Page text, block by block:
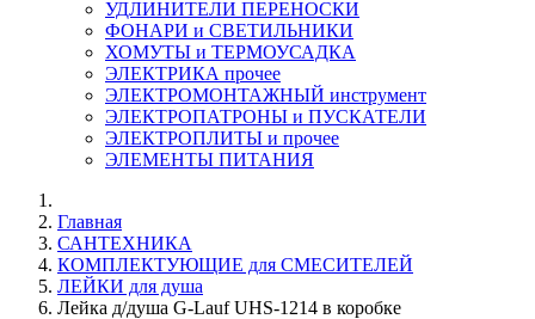
УДЛИНИТЕЛИ ПЕРЕНОСКИ
ФОНАРИ и СВЕТИЛЬНИКИ
ХОМУТЫ и ТЕРМОУСАДКА
ЭЛЕКТРИКА прочее
ЭЛЕКТРОМОНТАЖНЫЙ инструмент
ЭЛЕКТРОПАТРОНЫ и ПУСКАТЕЛИ
ЭЛЕКТРОПЛИТЫ и прочее
ЭЛЕМЕНТЫ ПИТАНИЯ
Главная
САНТЕХНИКА
КОМПЛЕКТУЮЩИЕ для СМЕСИТЕЛЕЙ
ЛЕЙКИ для душа
Лейка д/душа G-Lauf UHS-1214 в коробке